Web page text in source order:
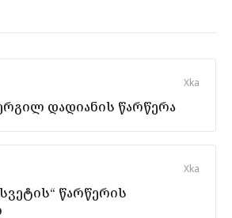
Xka
დადიანის წარწერა
Xka
წარწერის